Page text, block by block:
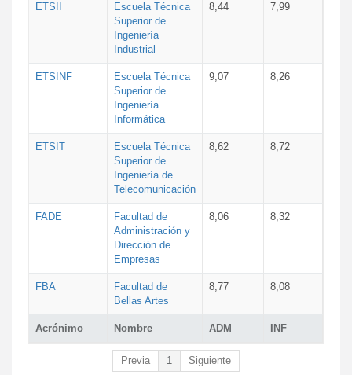
Acrónimo Nombre ADM INF
ETSII
Escuela Técnica
Superior de
Ingeniería
Industrial
8,44 7,99
ETSINF
Escuela Técnica
Superior de
Ingeniería
Informática
9,07 8,26
ETSIT
Escuela Técnica
Superior de
Ingeniería de
Telecomunicación
8,62 8,72
FADE
Facultad de
Administración y
Dirección de
Empresas
8,06 8,32
FBA
Facultad de
Bellas Artes
8,77 8,08
Previa 1 Siguiente